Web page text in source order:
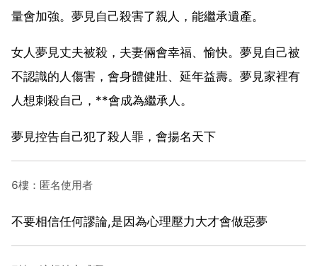
量會加強。夢見自己殺害了親人，能繼承遺產。
女人夢見丈夫被殺，夫妻倆會幸福、愉快。夢見自己被
不認識的人傷害，會身體健壯、延年益壽。夢見家裡有
人想刺殺自己，**會成為繼承人。
夢見控告自己犯了殺人罪，會揚名天下
6樓：匿名使用者
不要相信任何謬論,是因為心理壓力大才會做惡夢